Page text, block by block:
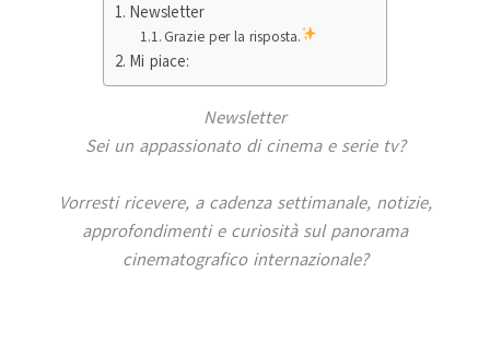
Newsletter
Grazie per la risposta.
Mi piace:
Newsletter
Sei un appassionato di cinema e serie tv?
Vorresti ricevere, a cadenza settimanale, notizie,
approfondimenti e curiosità sul panorama
cinematografico internazionale?